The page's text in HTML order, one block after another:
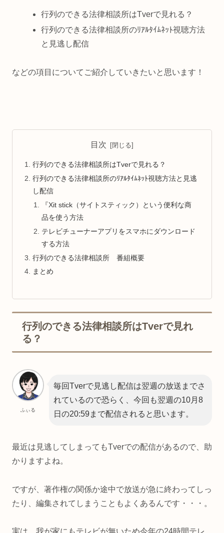
行列のできる法律相談所はTverで見れる？
行列のできる法律相談所のﾘｱﾙﾀｲﾑﾈｯﾄ視聴方法
と見逃し配信
などの項目についてご紹介していきたいと思います！
目次
行列のできる法律相談所はTverで見れる？
行列のできる法律相談所のﾘｱﾙﾀｲﾑﾈｯﾄ視聴方法と見逃
し配信
『Xit stick（サイトスティック）という便利な商
品を使う方法
テレビチューナーアプリをスマホにダウンロード
する方法
行列のできる法律相談所 番組概要
まとめ
行列のできる法律相談所はTverで見れ
る？
ふぃる
毎回Tverで見逃し配信は翌週の放送までさ
れているので恐らく、今回も翌週の10月8
日の20:59まで配信されると思います。
最近は見逃してしまってもTverでの配信があるので、助
かりますよね。
ですが、著作権の関係か途中で放送が急に終わってしっ
たり、編集されてしまうこともよくあるんです・・・。